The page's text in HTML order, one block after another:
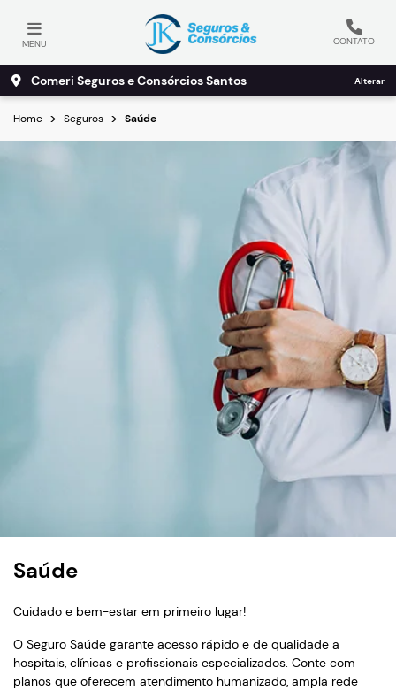
MENU CONTATO
Comeri Seguros e Consórcios Santos Alterar
Home Seguros Saúde
Saúde
Cuidado e bem-estar em primeiro lugar!
O Seguro Saúde garante acesso rápido e de qualidade a
hospitais, clínicas e profissionais especializados. Conte com
planos que oferecem atendimento humanizado, ampla rede